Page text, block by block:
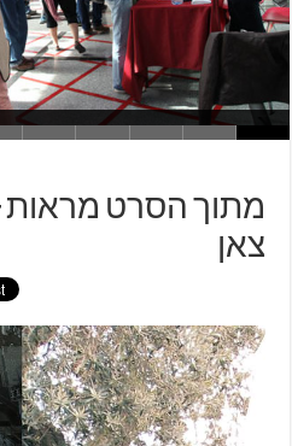
מתוך הסרט מראות
צאן